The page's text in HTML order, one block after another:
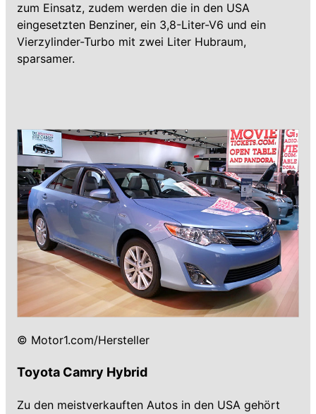
zum Einsatz, zudem werden die in den USA
eingesetzten Benziner, ein 3,8-Liter-V6 und ein
Vierzylinder-Turbo mit zwei Liter Hubraum,
sparsamer.
© Motor1.com/Hersteller
Toyota Camry Hybrid
Zu den meistverkauften Autos in den USA gehört